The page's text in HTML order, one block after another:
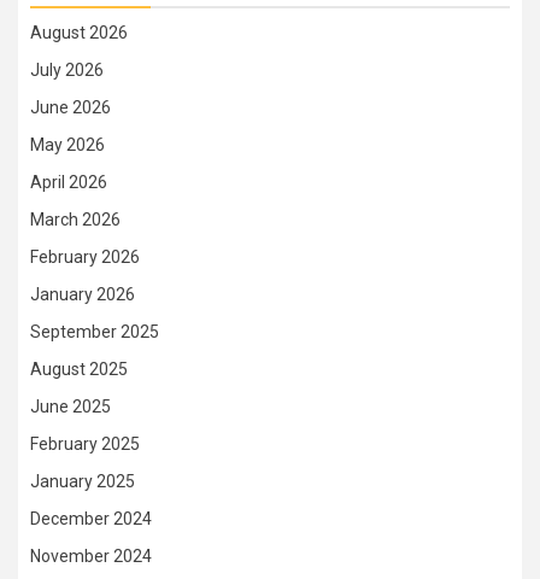
August 2026
July 2026
June 2026
May 2026
April 2026
March 2026
February 2026
January 2026
September 2025
August 2025
June 2025
February 2025
January 2025
December 2024
November 2024